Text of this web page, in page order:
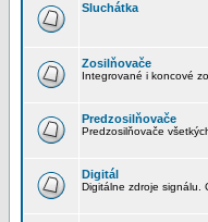
Sluchátka
Zosilňovače
Integrované i koncové
Predzosilňovače
Predzosilňovače
Digitál
Digitálne zdroje signálu.